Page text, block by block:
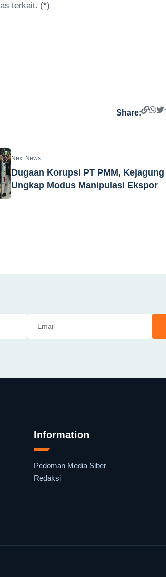
terkait. (*)
Share:
Next News
Dugaan Korupsi PT PMM, Kejagung
Ungkap Modus Manipulasi Ekspor
Information
Pedoman Media Siber
Redaksi